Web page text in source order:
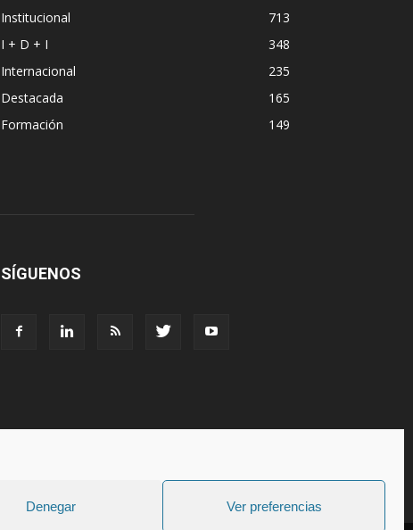
Denegar Ver preferencias
Institucional
713
I + D + I
348
Internacional
235
Destacada
165
Formación
149
SÍGUENOS